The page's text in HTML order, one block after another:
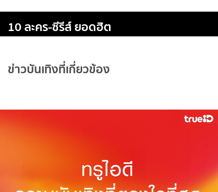
10 ละคร-ซีรีส์ ยอดฮิต
ข่าวบันเทิงที่เกี่ยวข้อง